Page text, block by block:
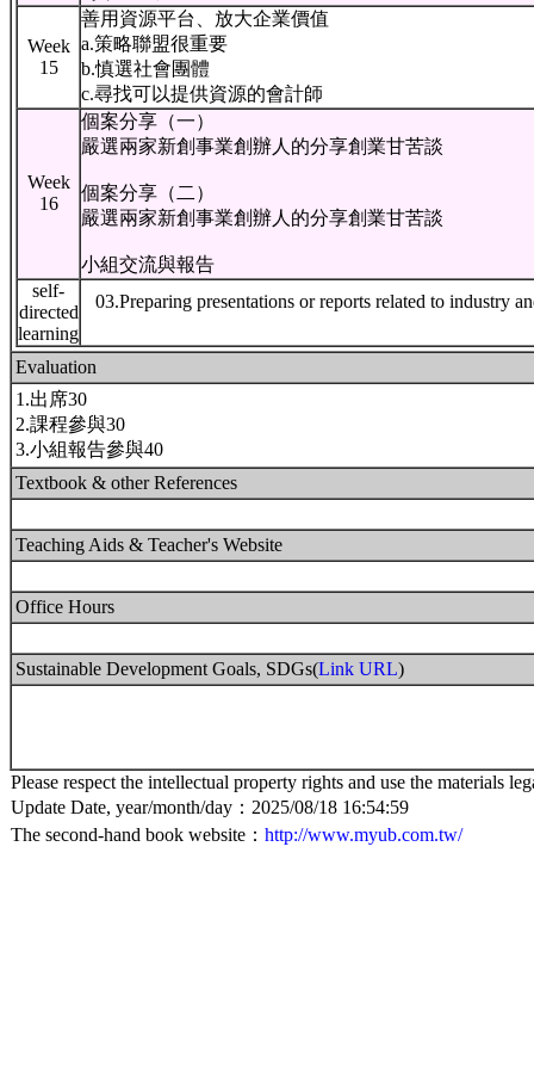
Week
15
善用資源平台、放大企業價值
a.策略聯盟很重要
b.慎選社會團體
c.尋找可以提供資源的會計師
Week
16
個案分享（一）
嚴選兩家新創事業創辦人的分享創業甘苦談
個案分享（二）
嚴選兩家新創事業創辦人的分享創業甘苦談
小組交流與報告
self-
directed
learning
03.Preparing presentations or reports related to industry
Evaluation
1.出席30
2.課程參與30
3.小組報告參與40
Textbook & other References
Teaching Aids & Teacher's Website
Office Hours
Sustainable Development Goals, SDGs(Link URL)
Please respect the intellectual property rights and use the materials
Update Date, year/month/day：2025/08/18 16:54:59
The second-hand book website： http://www.myub.com.tw/